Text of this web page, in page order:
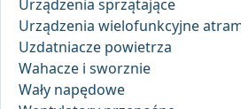
Urządzenia sprzątające
Urządzenia wielofunkcyjne
Uzdatniacze powietrza
Wahacze i sworznie
Wały napędowe